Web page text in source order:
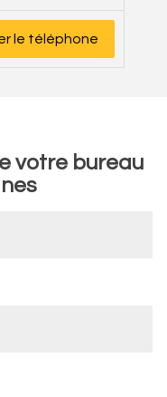
le téléphone
votre bureau